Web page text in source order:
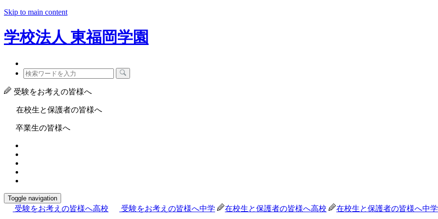
Skip to main content
学校法人 東福岡学園
受験をお考えの皆様へ
在校生と保護者の皆様へ
卒業生の皆様へ
Toggle navigation
受験をお考えの皆様へ高校 受験をお考えの皆様へ中学 在校生と保護者の皆様へ高校 在校生と保護者の皆様へ中学